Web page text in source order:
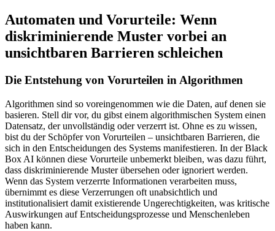
Automaten und Vorurteile: Wenn
diskriminierende Muster vorbei an
unsichtbaren Barrieren schleichen
Die Entstehung von Vorurteilen in Algorithmen
Algorithmen sind so voreingenommen wie die Daten, auf denen sie
basieren. Stell dir vor, du gibst einem algorithmischen System einen
Datensatz, der unvollständig oder verzerrt ist. Ohne es zu wissen,
bist du der Schöpfer von Vorurteilen – unsichtbaren Barrieren, die
sich in den Entscheidungen des Systems manifestieren. In der Black
Box AI können diese Vorurteile unbemerkt bleiben, was dazu führt,
dass diskriminierende Muster übersehen oder ignoriert werden.
Wenn das System verzerrte Informationen verarbeiten muss,
übernimmt es diese Verzerrungen oft unabsichtlich und
institutionalisiert damit existierende Ungerechtigkeiten, was kritische
Auswirkungen auf Entscheidungsprozesse und Menschenleben
haben kann.